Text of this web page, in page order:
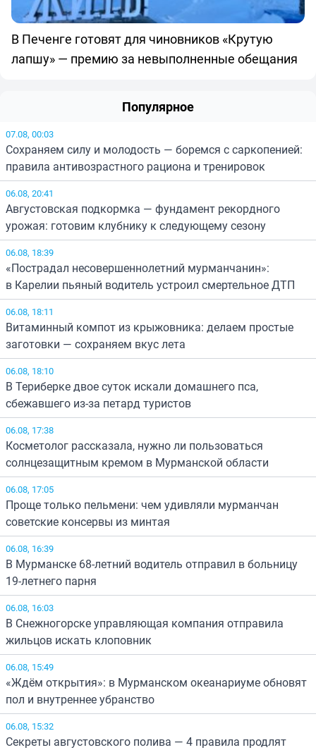
В Печенге готовят для чиновников «Крутую
лапшу» — премию за невыполненные обещания
Популярное
07.08, 00:03
Сохраняем силу и молодость — боремся с саркопенией:
правила антивозрастного рациона и тренировок
06.08, 20:41
Августовская подкормка — фундамент рекордного
урожая: готовим клубнику к следующему сезону
06.08, 18:39
«Пострадал несовершеннолетний мурманчанин»:
в Карелии пьяный водитель устроил смертельное ДТП
06.08, 18:11
Витаминный компот из крыжовника: делаем простые
заготовки — сохраняем вкус лета
06.08, 18:10
В Териберке двое суток искали домашнего пса,
сбежавшего из-за петард туристов
06.08, 17:38
Косметолог рассказала, нужно ли пользоваться
солнцезащитным кремом в Мурманской области
06.08, 17:05
Проще только пельмени: чем удивляли мурманчан
советские консервы из минтая
06.08, 16:39
В Мурманске 68-летний водитель отправил в больницу
19-летнего парня
06.08, 16:03
В Снежногорске управляющая компания отправила
жильцов искать клоповник
06.08, 15:49
«Ждём открытия»: в Мурманском океанариуме обновят
пол и внутреннее убранство
06.08, 15:32
Секреты августовского полива — 4 правила продлят